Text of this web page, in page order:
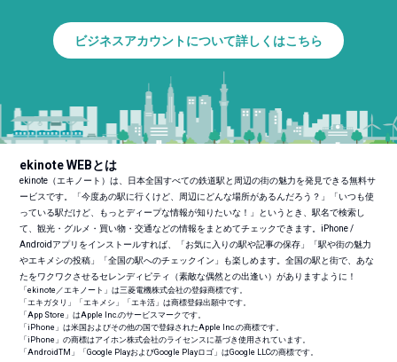
ビジネスアカウントについて詳しくはこちら
ekinote WEBとは
ekinote（エキノート）は、日本全国すべての鉄道駅と周辺の街の魅力を発見できる無料サ
ービスです。「今度あの駅に行くけど、周辺にどんな場所があるんだろう？」「いつも使
っている駅だけど、もっとディープな情報が知りたいな！」というとき、駅名で検索し
て、観光・グルメ・買い物・交通などの情報をまとめてチェックできます。iPhone /
Androidアプリをインストールすれば、「お気に入りの駅や記事の保存」「駅や街の魅力
やエキメシの投稿」「全国の駅へのチェックイン」も楽しめます。全国の駅と街で、あな
たをワクワクさせるセレンディピティ（素敵な偶然との出逢い）がありますように！
「ekinote／エキノート」は三菱電機株式会社の登録商標です。
「エキガタリ」「エキメシ」「エキ活」は商標登録出願中です。
「App Store」はApple Inc.のサービスマークです。
「iPhone」は米国およびその他の国で登録されたApple Inc.の商標です。
「iPhone」の商標はアイホン株式会社のライセンスに基づき使用されています。
「AndroidTM 」「Google PlayおよびGoogle Playロゴ」はGoogle LLCの商標です。